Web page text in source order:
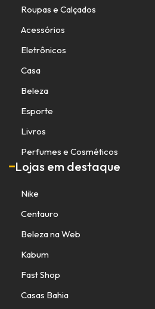
Roupas e Calçados
Acessórios
Eletrônicos
Casa
Beleza
Esporte
Livros
Perfumes e Cosméticos
Lojas em destaque
Nike
Centauro
Beleza na Web
Kabum
Fast Shop
Casas Bahia